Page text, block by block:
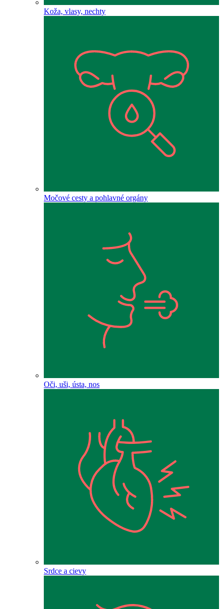
Koža, vlasy, nechty
Močové cesty a pohlavné orgány
Oči, uši, ústa, nos
Srdce a cievy